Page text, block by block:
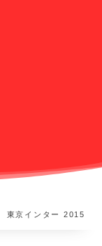
東京インター 2015